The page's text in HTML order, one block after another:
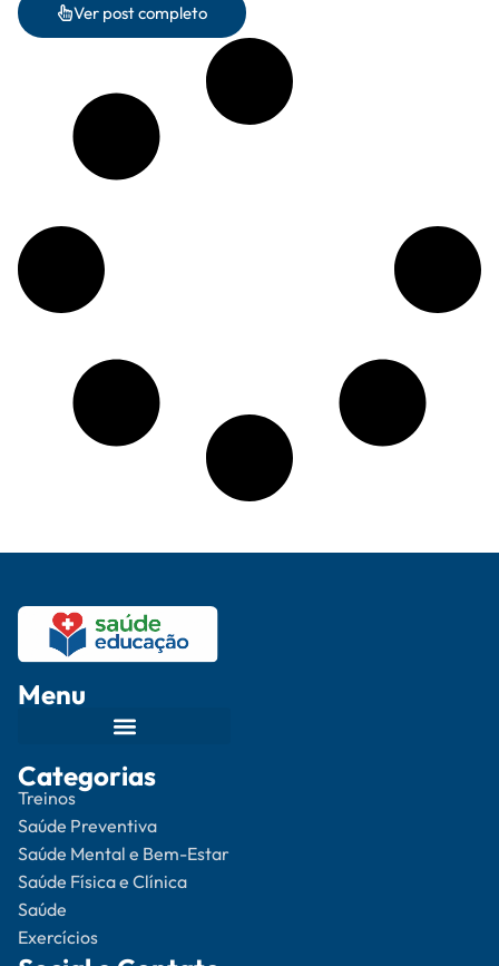
Ver post completo
Menu
Categorias
Treinos
Saúde Preventiva
Saúde Mental e Bem-Estar
Saúde Física e Clínica
Saúde
Exercícios